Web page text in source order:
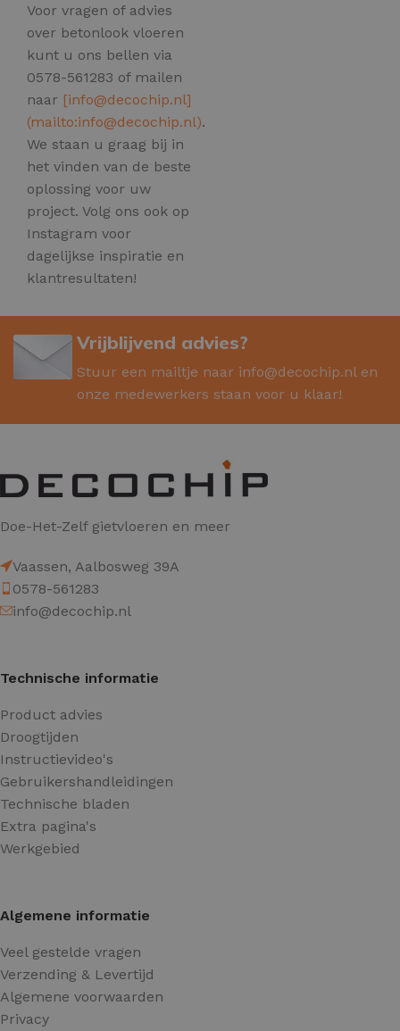
Voor vragen of advies
over betonlook vloeren
kunt u ons bellen via
0578-561283 of mailen
naar [info@decochip.nl]
(mailto:info@decochip.nl).
We staan u graag bij in
het vinden van de beste
oplossing voor uw
project. Volg ons ook op
Instagram voor
dagelijkse inspiratie en
klantresultaten!
Vrijblijvend advies?
Stuur een mailtje naar info@decochip.nl en
onze medewerkers staan voor u klaar!
Doe-Het-Zelf gietvloeren en meer
Vaassen, Aalbosweg 39A
0578-561283
info@decochip.nl
Technische informatie
Product advies
Droogtijden
Instructievideo's
Gebruikershandleidingen
Technische bladen
Extra pagina's
Werkgebied
Algemene informatie
Veel gestelde vragen
Verzending & Levertijd
Algemene voorwaarden
Privacy